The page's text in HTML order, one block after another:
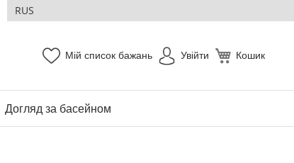
RUS
Кошик
Мій список бажань Увійти
Догляд за басейном